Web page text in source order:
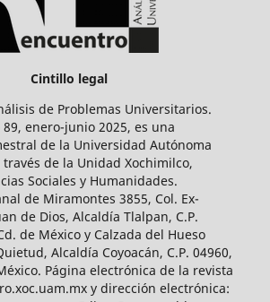
Cintillo legal
de Problemas Universitarios.
enero-junio 2025, es una
de la Universidad Autónoma
de la Unidad Xochimilco,
Sociales y Humanidades.
de Miramontes 3855, Col. Ex-
de Dios, Alcaldía Tlalpan, C.P.
de México y Calzada del Hueso
Alcaldía Coyoacán, C.P. 04960,
Página electrónica de la revista
y dirección electrónica: